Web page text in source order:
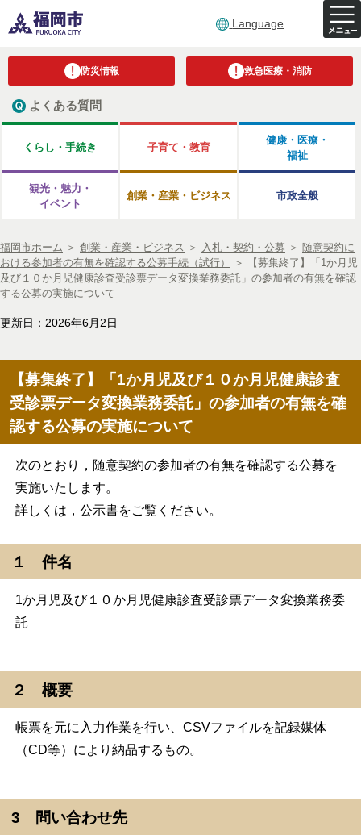
Language
防災情報 救急医療・消防
よくある質問
くらし・手続き 子育て・教育
健康・医療・
福祉
観光・魅力・
イベント
創業・産業・ビジネス 市政全般
福岡市ホーム ＞ 創業・産業・ビジネス ＞ 入札・契約・公募 ＞ 随意契約に
おける参加者の有無を確認する公募手続（試行）
＞
【募集終了】「1か月児
及び１０か月児健康診査受診票データ変換業務委託」の参加者の有無を確認
する公募の実施について
更新日：2026年6月2日
【募集終了】「1か月児及び１０か月児健康診査
受診票データ変換業務委託」の参加者の有無を確
認する公募の実施について
次のとおり，随意契約の参加者の有無を確認する公募を
実施いたします。
詳しくは，公示書をご覧ください。
１ 件名
1か月児及び１０か月児健康診査受診票データ変換業務委
託
２ 概要
帳票を元に入力作業を行い、CSVファイルを記録媒体
（CD等）により納品するもの。
3 問い合わせ先